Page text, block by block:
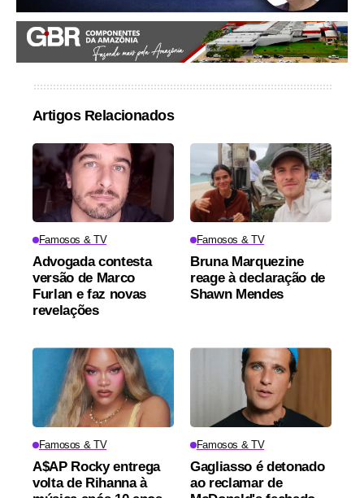
Artigos Relacionados
Famosos & TV
Advogada contesta
versão de Marco
Furlan e faz novas
revelações
Famosos & TV
Bruna Marquezine
reage à declaração de
Shawn Mendes
Famosos & TV
A$AP Rocky entrega
volta de Rihanna à
Famosos & TV
Gagliasso é detonado
ao reclamar de